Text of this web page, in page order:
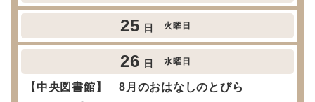
25 日 火曜日
26 日 水曜日
【中央図書館】 8月のおはなしのとびら